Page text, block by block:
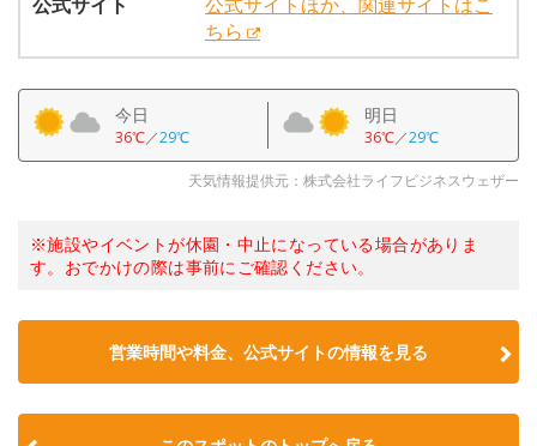
ちら
今日
36℃／29℃
明日
36℃／29℃
天気情報提供元：株式会社ライフビジネスウェザー
※施設やイベントが休園・中止になっている場合がありま
す。おでかけの際は事前にご確認ください。
営業時間や料金、公式サイトの情報を見る